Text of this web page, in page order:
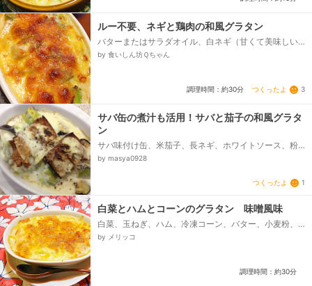
ルー不要、ネギと鶏肉の和風グラタン
バターまたはサラダオイル、白ネギ（甘くて美味しい
もの）、鶏肉（胸、ももお好みで）小さ目、塩コショ
by 食いしん坊Ｑちゃん
調理時間：約30分 つくったよ 3
サバ缶の煮汁も活用！サバと茄子の和風グラタ
ン
サバ味付け缶、米茄子、長ネギ、ホワイトソース、粉
チーズ、粗挽き胡椒
by masya0928
つくったよ 1
白菜とハムとコーンのグラタン 味噌風味
白菜、玉ねぎ、ハム、冷凍コーン、バター、小麦粉、
牛乳、味噌、塩、こしょう、ピザ用チーズ、オリーブ
by メリッコ
調理時間：約30分